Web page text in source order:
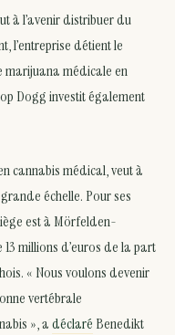
à l’avenir distribuer du
l’entreprise détient le
marijuana médicale en
Dogg investit également
cannabis médical, veut à
échelle. Pour ses
est à Mörfelden-
millions d’euros de la part
« Nous voulons devenir
vertébrale
», adéclaré Benedikt